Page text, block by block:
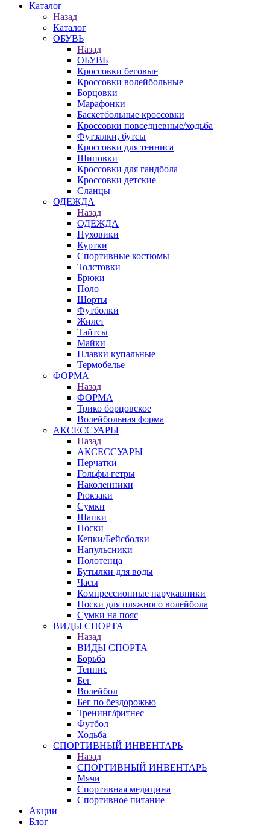
Каталог
Назад
Каталог
ОБУВЬ
Назад
ОБУВЬ
Кроссовки беговые
Кроссовки волейбольные
Борцовки
Марафонки
Баскетбольные кроссовки
Кроссовки повседневные/ходьба
Футзалки, бутсы
Кроссовки для тенниса
Шиповки
Кроссовки для гандбола
Кроссовки детские
Сланцы
ОДЕЖДА
Назад
ОДЕЖДА
Пуховики
Куртки
Спортивные костюмы
Толстовки
Брюки
Поло
Шорты
Футболки
Жилет
Тайтсы
Майки
Плавки купальные
Термобелье
ФОРМА
Назад
ФОРМА
Трико борцовское
Волейбольная форма
АКСЕССУАРЫ
Назад
АКСЕССУАРЫ
Перчатки
Гольфы гетры
Наколенники
Рюкзаки
Сумки
Шапки
Носки
Кепки/Бейсболки
Напульсники
Полотенца
Бутылки для воды
Часы
Компрессионные нарукавники
Носки для пляжного волейбола
Сумки на пояс
ВИДЫ СПОРТА
Назад
ВИДЫ СПОРТА
Борьба
Теннис
Бег
Волейбол
Бег по бездорожью
Тренинг/фитнес
Футбол
Ходьба
СПОРТИВНЫЙ ИНВЕНТАРЬ
Назад
СПОРТИВНЫЙ ИНВЕНТАРЬ
Мячи
Спортивная медицина
Спортивное питание
Акции
Блог